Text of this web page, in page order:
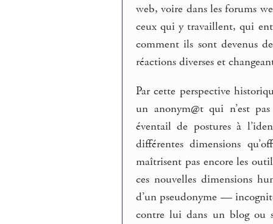
web, voire dans les forums
ceux qui y travaillent, qui
comment ils sont devenus
réactions diverses et
Par cette perspective
un anonym@t qui n’est
éventail de postures à
différentes dimensions
maîtrisent pas encore les
ces nouvelles dimensions
d’un pseudonyme —
contre lui dans un blog ou